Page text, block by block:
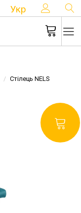
Укр
Стілець NELS